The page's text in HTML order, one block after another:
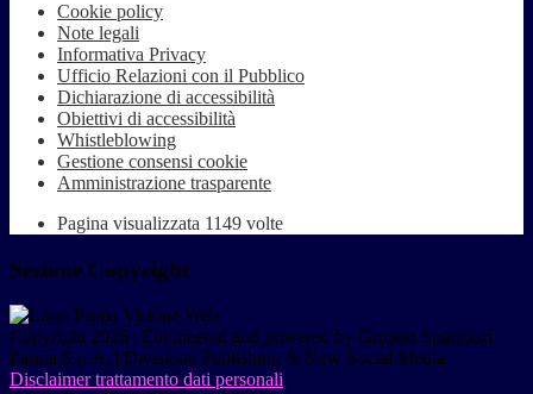
Cookie policy
Note legali
Informativa Privacy
Ufficio Relazioni con il Pubblico
Dichiarazione di accessibilità
Obiettivi di accessibilità
Whistleblowing
Gestione consensi cookie
Amministrazione trasparente
Pagina visualizzata 1149 volte
Sezione Copyright
Copyright 2026 | Engineered and powered by Gruppo Spaggiari
Parma S.p.A. | Divisione Publishing & New Social Media
Disclaimer trattamento dati personali